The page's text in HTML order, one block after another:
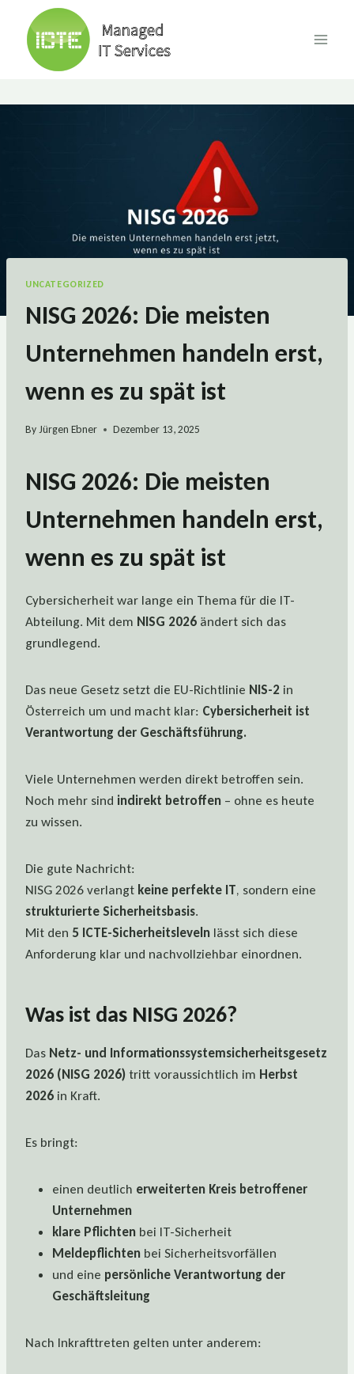
content
UNCATEGORIZED
NISG 2026: Die meisten
Unternehmen handeln erst,
wenn es zu spät ist
ByJürgen Ebner Dezember 13, 2025
NISG 2026: Die meisten
Unternehmen handeln erst,
wenn es zu spät ist
Cybersicherheit war lange ein Thema für die IT-
Abteilung. Mit dem NISG 2026 ändert sich das
grundlegend.
Das neue Gesetz setzt die EU-Richtlinie NIS-2 in
Österreich um und macht klar: Cybersicherheit ist
Verantwortung der Geschäftsführung.
Viele Unternehmen werden direkt betroffen sein.
Noch mehr sind indirekt betroffen – ohne es heute
zu wissen.
Die gute Nachricht:
NISG 2026 verlangt keine perfekte IT, sondern eine
strukturierte Sicherheitsbasis.
Mit den 5 ICTE-Sicherheitsleveln lässt sich diese
Anforderung klar und nachvollziehbar einordnen.
Was ist das NISG 2026?
Das Netz- und Informationssystemsicherheitsgesetz
2026 (NISG 2026)tritt voraussichtlich im Herbst
2026 in Kraft.
Es bringt:
einen deutlich erweiterten Kreis betroffener
Unternehmen
klare Pflichten bei IT-Sicherheit
Meldepflichten bei Sicherheitsvorfällen
und eine persönliche Verantwortung der
Geschäftsleitung
Nach Inkrafttreten gelten unter anderem: